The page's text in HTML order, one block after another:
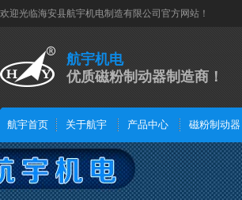
欢迎光临海安县航宇机电制造有限公司官方网站！
航宇机电
优质磁粉制动器制造商！
航宇首页 关于航宇 产品中心 磁粉制动器